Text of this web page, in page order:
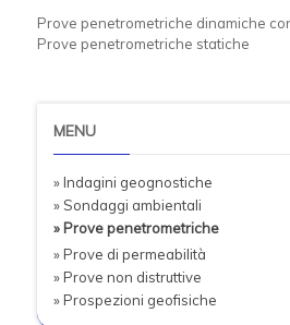
Prove penetrometriche dinamiche
Prove penetrometriche statiche
MENU
» Indagini geognostiche
» Sondaggi ambientali
» Prove penetrometriche
» Prove di permeabilità
» Prove non distruttive
» Prospezioni geofisiche